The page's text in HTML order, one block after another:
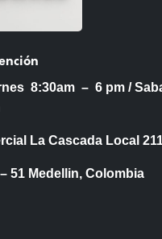
8:30am – 6 pm /
La Cascada Local
Medellin, Colombia